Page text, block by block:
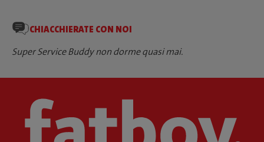
CHIACCHIERATE CON NOI
Super Service Buddy non dorme quasi mai.